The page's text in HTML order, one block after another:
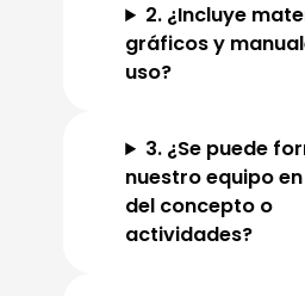
2. ¿Incluye
gráficos y
uso?
3. ¿Se puede
nuestro equipo
del concepto o
actividades?